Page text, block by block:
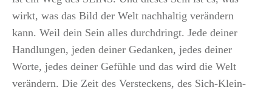
wirkt, was das Bild der Welt nachhaltig verändern
kann. Weil dein Sein alles durchdringt. Jede deiner
Handlungen, jeden deiner Gedanken, jedes deiner
Worte, jedes deiner Gefühle und das wird die Welt
verändern. Die Zeit des Versteckens, des Sich-Klein-